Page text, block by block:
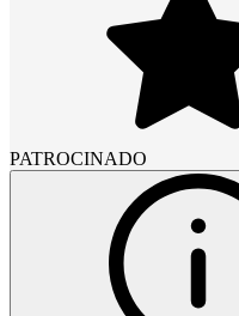
PATROCINADO